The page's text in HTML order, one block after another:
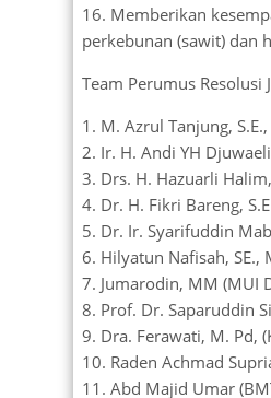
16. Memberikan
perkebunan (sawit) dan
Team Perumus Resolusi
1. M. Azrul Tanjung,
2. Ir. H. Andi YH
3. Drs. H. Hazuarli
4. Dr. H. Fikri Bareng,
5. Dr. Ir. Syarifuddin
6. Hilyatun Nafisah, SE.,
7. Jumarodin, MM (MUI
8. Prof. Dr. Saparuddin
9. Dra. Ferawati, M. Pd,
10. Raden Achmad
11. Abd Majid Umar